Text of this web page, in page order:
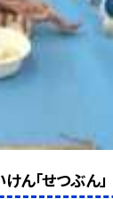
「せつぶん」